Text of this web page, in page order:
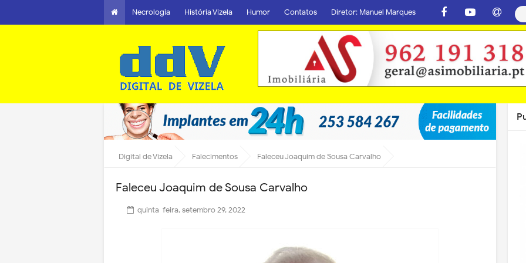
Necrologia História Vizela Humor Contatos Diretor: Manuel Marques
Digital de Vizela Falecimentos Faleceu Joaquim de Sousa Carvalho
Faleceu Joaquim de Sousa Carvalho
quinta-feira, setembro 29, 2022